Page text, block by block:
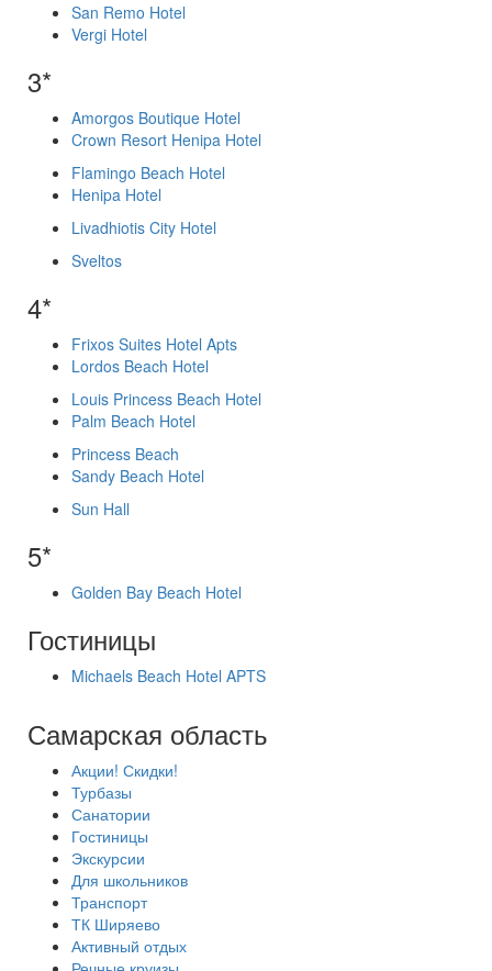
San Remo Hotel
Vergi Hotel
3*
Amorgos Boutique Hotel
Crown Resort Henipa Hotel
Flamingo Beach Hotel
Henipa Hotel
Livadhiotis City Hotel
Sveltos
4*
Frixos Suites Hotel Apts
Lordos Beach Hotel
Louis Princess Beach Hotel
Palm Beach Hotel
Princess Beach
Sandy Beach Hotel
Sun Hall
5*
Golden Bay Beach Hotel
Гостиницы
Michaels Beach Hotel APTS
Самарская область
Акции! Скидки!
Турбазы
Санатории
Гостиницы
Экскурсии
Для школьников
Транспорт
ТК Ширяево
Активный отдых